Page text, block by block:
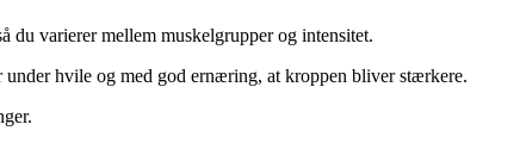
varierer mellem muskelgrupper og intensitet.
hvile og med god ernæring, at kroppen bliver stærkere.